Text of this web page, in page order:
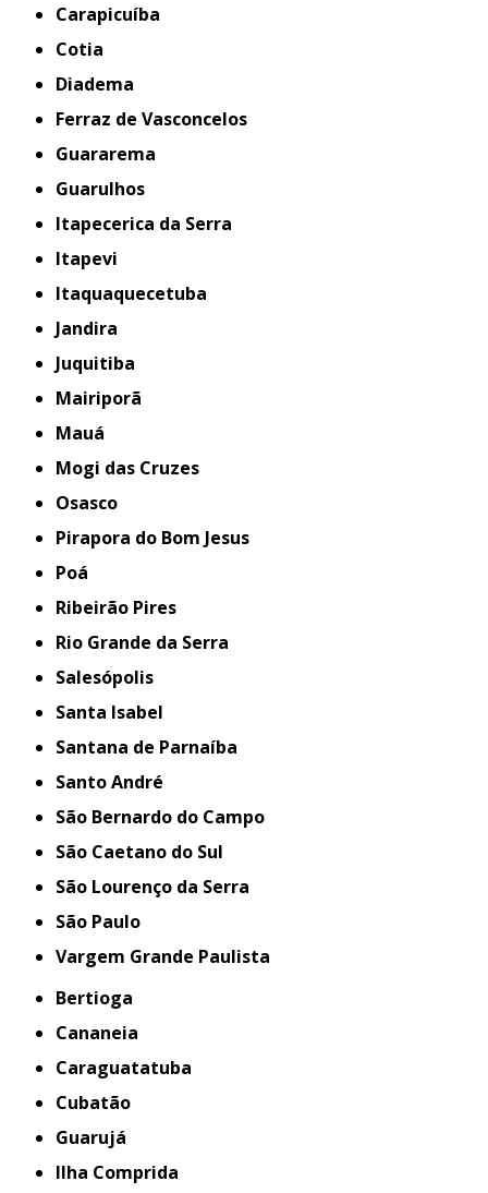
Carapicuíba
Cotia
Diadema
Ferraz de Vasconcelos
Guararema
Guarulhos
Itapecerica da Serra
Itapevi
Itaquaquecetuba
Jandira
Juquitiba
Mairiporã
Mauá
Mogi das Cruzes
Osasco
Pirapora do Bom Jesus
Poá
Ribeirão Pires
Rio Grande da Serra
Salesópolis
Santa Isabel
Santana de Parnaíba
Santo André
São Bernardo do Campo
São Caetano do Sul
São Lourenço da Serra
São Paulo
Vargem Grande Paulista
Bertioga
Cananeia
Caraguatatuba
Cubatão
Guarujá
Ilha Comprida